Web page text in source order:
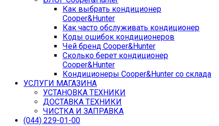
Как выбрать кондиционер
Cooper&Hunter
Как часто обслуживать кондиционер
Коды ошибок кондиционеров
Чей бренд Cooper&Hunter
Сколько берет кондиционер
Cooper&Hunter
Кондиционеры Cooper&Hunter со склада
УСЛУГИ МАГАЗИНА
УСТАНОВКА ТЕХНИКИ
ДОСТАВКА ТЕХНИКИ
ЧИСТКА И ЗАПРАВКА
(044) 229-01-00